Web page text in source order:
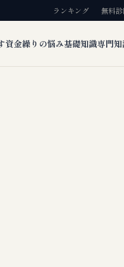
ランキング 無料
資金繰りの悩み基礎知識専門